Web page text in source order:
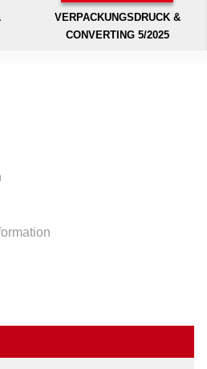
VERPACKUNGSDRUCK &
CONVERTING 5/2025